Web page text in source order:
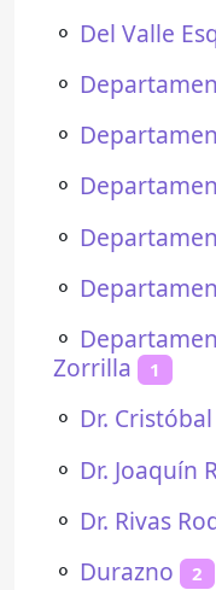
⚬ Del Valle
⚬
⚬
⚬
⚬
⚬
⚬
Zorrilla
1
⚬ Dr.
⚬ Dr. Joaquín
⚬ Dr. Rivas
⚬ Durazno 2